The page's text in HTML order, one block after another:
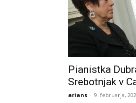
Pianistka
Srebotnjak v
arians - 9. februarja,